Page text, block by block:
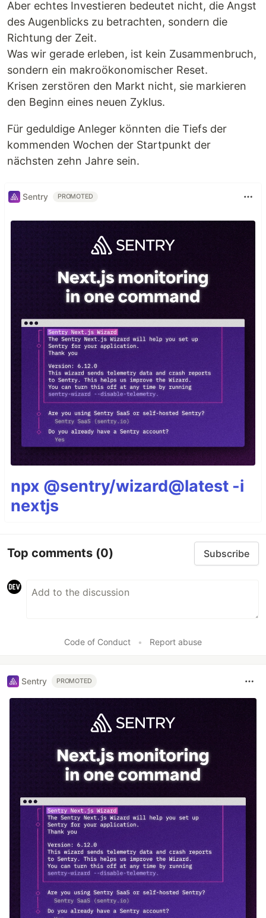
Aber echtes Investieren bedeutet nicht, die Angst
des Augenblicks zu betrachten, sondern die
Richtung der Zeit.
Was wir gerade erleben, ist kein Zusammenbruch,
sondern ein makroökonomischer Reset.
Krisen zerstören den Markt nicht, sie markieren
den Beginn eines neuen Zyklus.
Für geduldige Anleger könnten die Tiefs der
kommenden Wochen der Startpunkt der
nächsten zehn Jahre sein.
Sentry PROMOTED
npx @sentry/wizard@latest -i
nextjs
Top comments (0) Subscribe
Code of Conduct • Report abuse
Sentry PROMOTED